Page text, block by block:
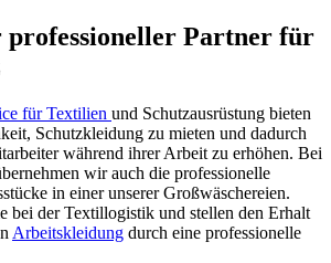
Partner für
für Textilien und Schutzausrüstung bieten
Schutzkleidung zu mieten und dadurch
während ihrer Arbeit zu erhöhen. Bei
wir auch die professionelle
in einer unserer Großwäschereien.
bei der Textillogistik und stellen den Erhalt
Arbeitskleidung durch eine professionelle